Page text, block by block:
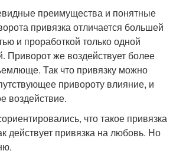
преимущества и понятные
привязка отличается большей
и проработкой только одной
Приворот же воздействует более
Так что привязку можно
привороту влияние, и
воздействие.
что такое привязка
действует привязка на любовь. Но